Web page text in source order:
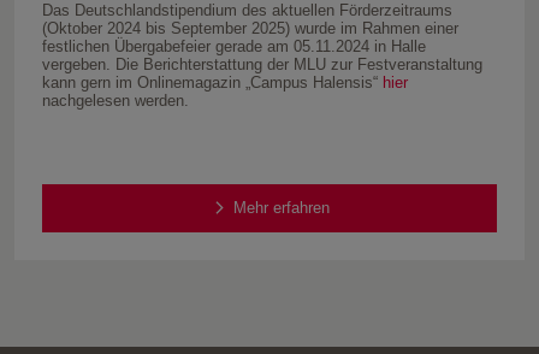
Das Deutschlandstipendium des aktuellen Förderzeitraums
(Oktober 2024 bis September 2025) wurde im Rahmen einer
festlichen Übergabefeier gerade am 05.11.2024 in Halle
vergeben. Die Berichterstattung der MLU zur Festveranstaltung
kann gern im Onlinemagazin „Campus Halensis“ hier
nachgelesen werden.
Mehr erfahren